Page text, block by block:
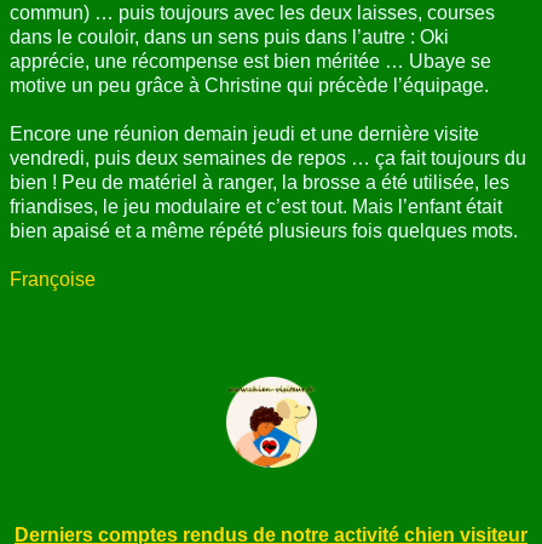
commun) … puis toujours avec les deux laisses, courses
dans le couloir, dans un sens puis dans l’autre : Oki
apprécie, une récompense est bien méritée … Ubaye se
motive un peu grâce à Christine qui précède l’équipage.
Encore une réunion demain jeudi et une dernière visite
vendredi, puis deux semaines de repos … ça fait toujours du
bien ! Peu de matériel à ranger, la brosse a été utilisée, les
friandises, le jeu modulaire et c’est tout. Mais l’enfant était
bien apaisé et a même répété plusieurs fois quelques mots.
Françoise
Derniers comptes rendus de notre activité chien visiteur